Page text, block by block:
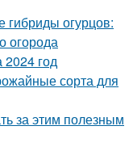
огурцов:
огорода
год
сорта для
за этим полезным